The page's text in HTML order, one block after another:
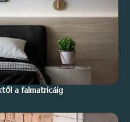
a falmatricáig